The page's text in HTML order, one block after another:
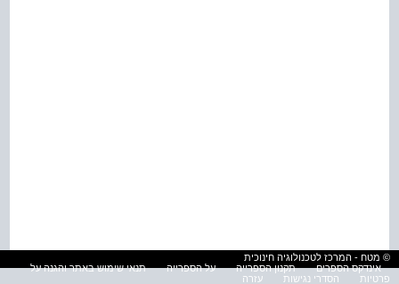
© מטח - המרכז לטכנולוגיה חינוכית
אינדקס הספרים
תקנון הספרייה על הספרייה
תנאי שימוש באתר והגנה על
פרטיות
הסדרי נגישות עזרה